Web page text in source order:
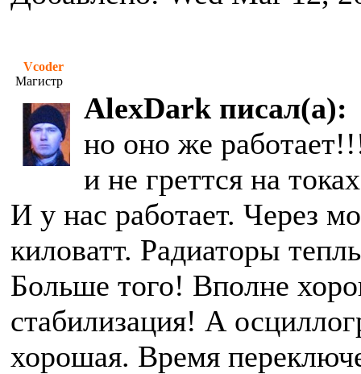
Vcoder
Магистр
AlexDark писал(а):
но оно же
и не греттся на
И у нас работает. Через
киловатт. Радиаторы
Больше того! Вполне
стабилизация! А
хорошая. Время